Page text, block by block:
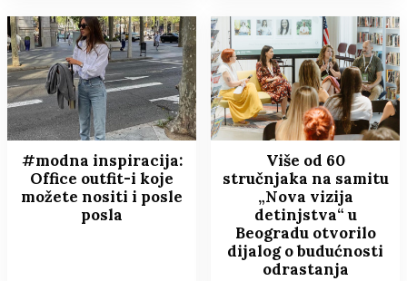
#modna inspiracija:
Office outfit-i koje
možete nositi i posle
posla
Više od 60
stručnjaka na samitu
„Nova vizija
detinjstva“ u
Beogradu otvorilo
dijalog o budućnosti
odrastanja